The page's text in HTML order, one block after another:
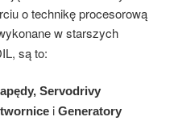
o technikę procesorową
w starszych
są to:
Servodrivy
i Generatory